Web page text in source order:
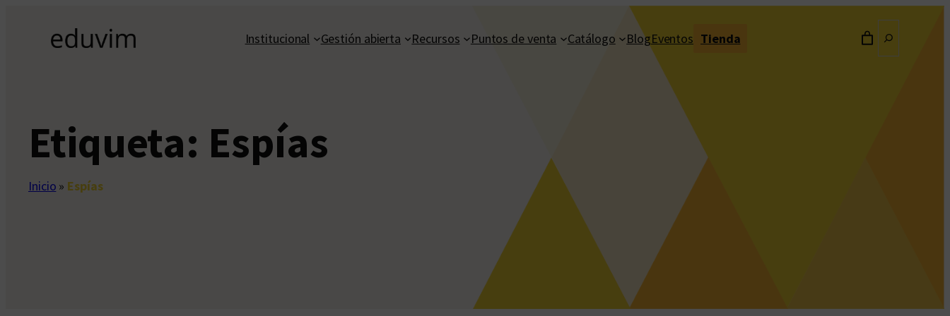
contenido
Institucional Gestión abierta Recursos Puntos de venta Catálogo BlogEventos Tienda
Etiqueta: Espías
Inicio » Espías